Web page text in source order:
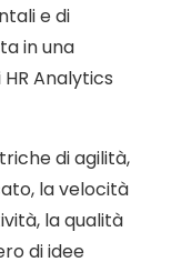
e di
in una
Analytics
di agilità,
la velocità
la qualità
di idee